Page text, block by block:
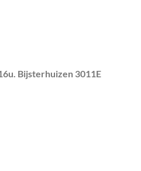
Bijsterhuizen 3011E